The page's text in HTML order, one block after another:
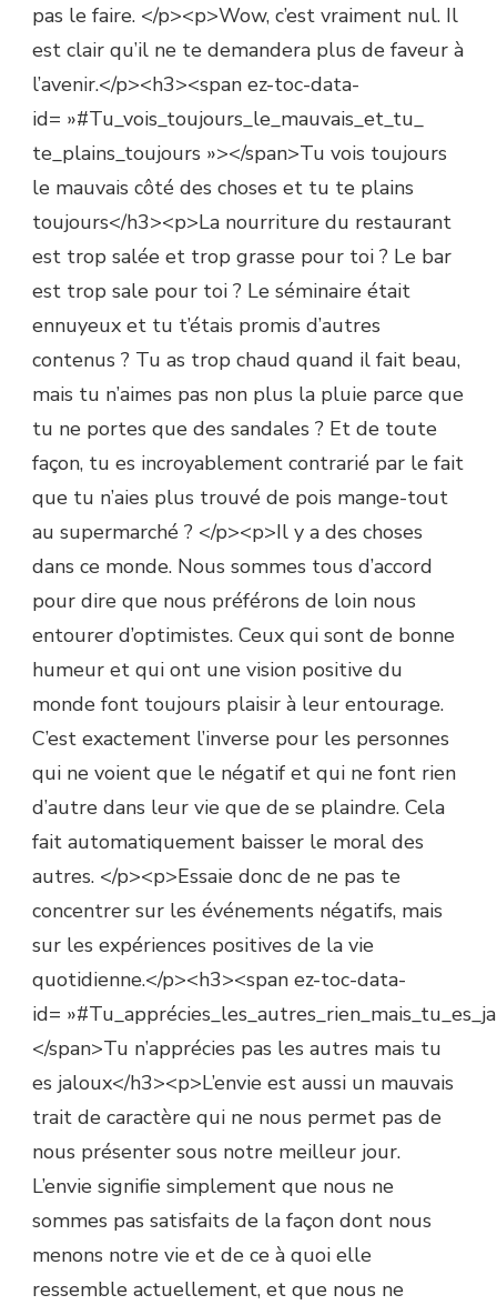
pas le faire. </p><p>Wow, c’est vraiment nul. Il
est clair qu’il ne te demandera plus de faveur à
l’avenir.</p><h3><span ez-toc-data-
id= »#Tu_vois_toujours_le_mauvais_et_tu_
te_plains_toujours »></span>Tu vois toujours
le mauvais côté des choses et tu te plains
toujours</h3><p>La nourriture du restaurant
est trop salée et trop grasse pour toi ? Le bar
est trop sale pour toi ? Le séminaire était
ennuyeux et tu t’étais promis d’autres
contenus ? Tu as trop chaud quand il fait beau,
mais tu n’aimes pas non plus la pluie parce que
tu ne portes que des sandales ? Et de toute
façon, tu es incroyablement contrarié par le fait
que tu n’aies plus trouvé de pois mange-tout
au supermarché ? </p><p>Il y a des choses
dans ce monde. Nous sommes tous d’accord
pour dire que nous préférons de loin nous
entourer d’optimistes. Ceux qui sont de bonne
humeur et qui ont une vision positive du
monde font toujours plaisir à leur entourage.
C’est exactement l’inverse pour les personnes
qui ne voient que le négatif et qui ne font rien
d’autre dans leur vie que de se plaindre. Cela
fait automatiquement baisser le moral des
autres. </p><p>Essaie donc de ne pas te
concentrer sur les événements négatifs, mais
sur les expériences positives de la vie
quotidienne.</p><h3><span ez-toc-data-
id=
</span>Tu n’apprécies pas les autres mais tu
es jaloux</h3><p>L’envie est aussi un mauvais
trait de caractère qui ne nous permet pas de
nous présenter sous notre meilleur jour.
L’envie signifie simplement que nous ne
sommes pas satisfaits de la façon dont nous
menons notre vie et de ce à quoi elle
ressemble actuellement, et que nous ne